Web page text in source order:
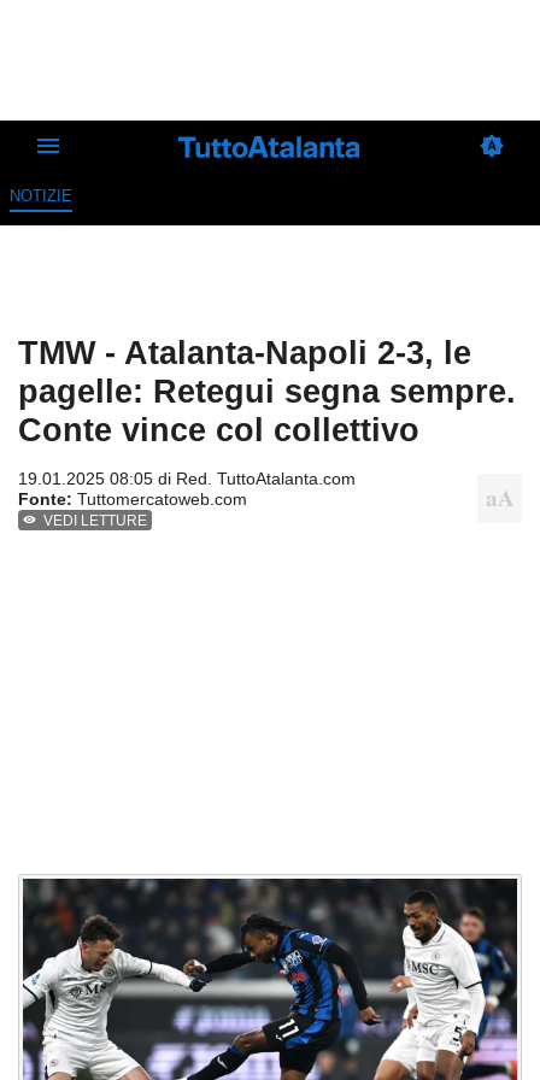
NOTIZIE
TMW - Atalanta-Napoli 2-3, le
pagelle: Retegui segna sempre.
Conte vince col collettivo
19.01.2025 08:05 di Red. TuttoAtalanta.com
Fonte: Tuttomercatoweb.com
VEDI LETTURE